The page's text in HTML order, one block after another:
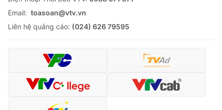
Email: toasoan@vtv.vn
Liên hệ quảng cáo: (024) 626 79595